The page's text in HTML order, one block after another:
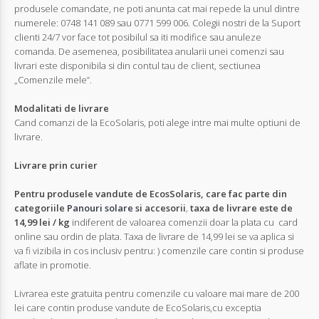
Autentifică-
te
te
Configurator
Cerere
Oferta
produsele comandate, ne poti anunta cat mai repede la unul dintre
numerele: 0748 141 089 sau 0771 599 006. Colegii nostri de la Suport
clienti 24/7 vor face tot posibilul sa iti modifice sau anuleze
comanda. De asemenea, posibilitatea anularii unei comenzi sau
livrari este disponibila si din contul tau de client, sectiunea
„Comenzile mele”.
Modalitati de livrare
Cand comanzi de la EcoSolaris, poti alege intre mai multe optiuni de
livrare.
Livrare prin curier
Pentru produsele vandute de EcosSolaris, care fac parte din
categoriile Panouri solare si accesorii, taxa de livrare este de
14,99 lei / kg indiferent de valoarea comenzii doar la plata cu card
online sau ordin de plata. Taxa de livrare de 14,99 lei se va aplica si
va fi vizibila in cos inclusiv pentru: ) comenzile care contin si produse
aflate in promotie.
Livrarea este gratuita pentru comenzile cu valoare mai mare de 200
lei care contin produse vandute de EcoSolaris,cu exceptia